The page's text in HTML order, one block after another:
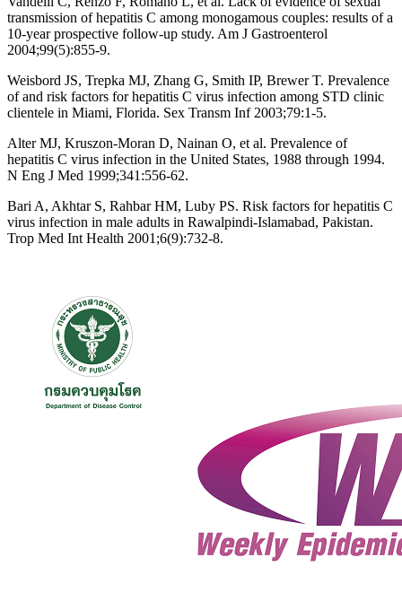
transmission of hepatitis C among monogamous couples: results of a
10-year prospective follow-up study. Am J Gastroenterol
2004;99(5):855-9.
Weisbord JS, Trepka MJ, Zhang G, Smith IP, Brewer T. Prevalence
of and risk factors for hepatitis C virus infection among STD clinic
clientele in Miami, Florida. Sex Transm Inf 2003;79:1-5.
Alter MJ, Kruszon-Moran D, Nainan O, et al. Prevalence of
hepatitis C virus infection in the United States, 1988 through 1994.
N Eng J Med 1999;341:556-62.
Bari A, Akhtar S, Rahbar HM, Luby PS. Risk factors for hepatitis C
virus infection in male adults in Rawalpindi-Islamabad, Pakistan.
Trop Med Int Health 2001;6(9):732-8.